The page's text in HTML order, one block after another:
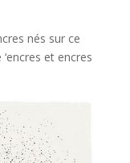
nés sur ce
et encres